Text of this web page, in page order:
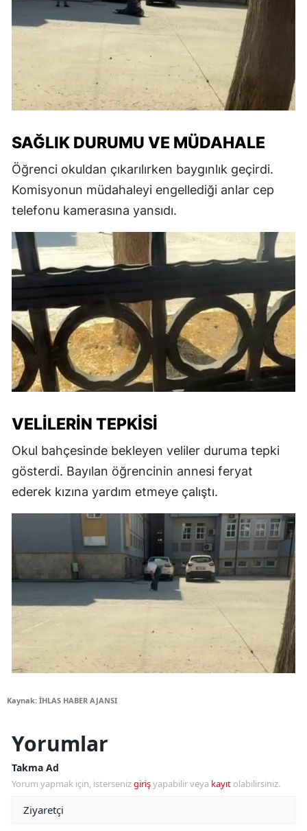
SAĞLIK DURUMU VE MÜDAHALE
Öğrenci okuldan çıkarılırken baygınlık geçirdi.
Komisyonun müdahaleyi engellediği anlar cep
telefonu kamerasına yansıdı.
VELILERIN TEPKISI
Okul bahçesinde bekleyen veliler duruma tepki
gösterdi. Bayılan öğrencinin annesi feryat
ederek kızına yardım etmeye çalıştı.
Kaynak: İHLAS HABER AJANSI
Yorumlar
Takma Ad
Yorum yapmak için, istersenizgirişyapabilir veya kayıt olabilirsiniz.